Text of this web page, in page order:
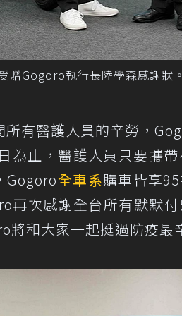
贈Gogoro執行長陸學森感謝狀
所有醫護人員的辛勞，
為止，醫護人員只要攜
Gogoro全車系購車皆享
再次感謝全台所有默默
將和大家一起挺過防疫最